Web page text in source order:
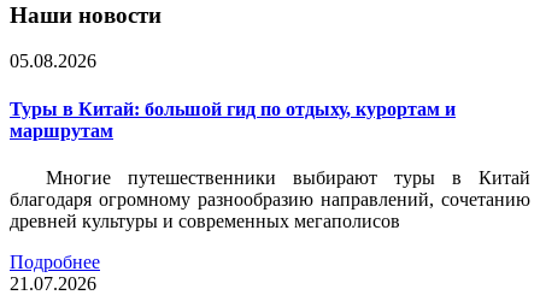
Наши новости
05.08.2026
Туры в Китай: большой гид по отдыху, курортам и
маршрутам
Многие путешественники выбирают туры в Китай
благодаря огромному разнообразию направлений, сочетанию
древней культуры и современных мегаполисов
Подробнее
21.07.2026